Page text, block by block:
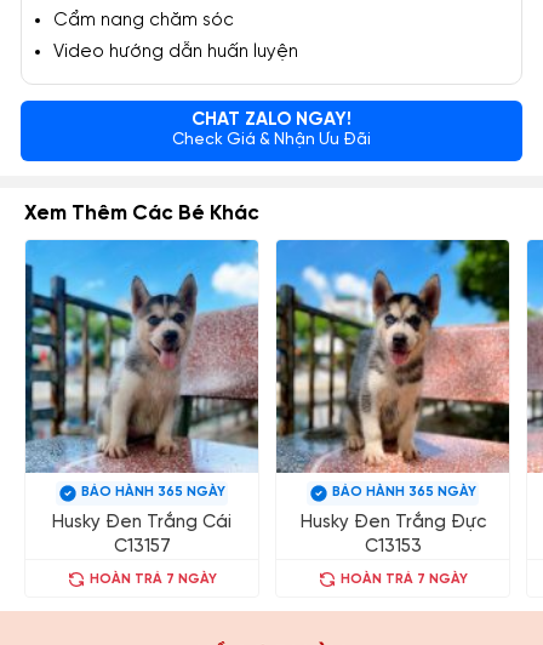
Cẩm nang chăm sóc
Video hướng dẫn huấn luyện
CHAT ZALO NGAY!
Check Giá & Nhận Ưu Đãi
Xem Thêm Các Bé Khác
BẢO HÀNH 365 NGÀY
Husky Đen Trắng Cái
C13157
HOÀN TRẢ 7 NGÀY
BẢO HÀNH 365 NGÀY
Husky Đen Trắng Đực
C13153
HOÀN TRẢ 7 NGÀY